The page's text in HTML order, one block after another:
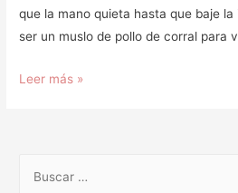
que la mano quieta hasta que baje
ser un muslo de pollo de corral para
Leer más »